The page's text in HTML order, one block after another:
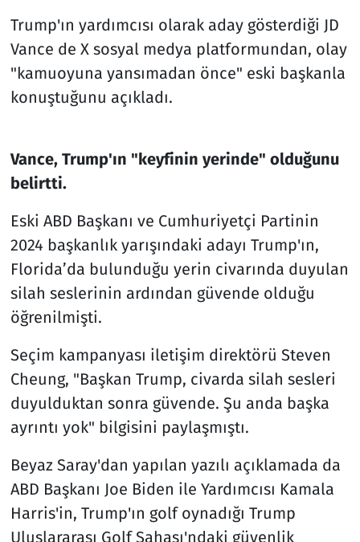
Trump'ın yardımcısı olarak aday gösterdiği JD
Vance de X sosyal medya platformundan, olay
"kamuoyuna yansımadan önce" eski başkanla
konuştuğunu açıkladı.
Vance, Trump'ın "keyfinin yerinde" olduğunu
belirtti.
Eski ABD Başkanı ve Cumhuriyetçi Partinin
2024 başkanlık yarışındaki adayı Trump'ın,
Florida’da bulunduğu yerin civarında duyulan
silah seslerinin ardından güvende olduğu
öğrenilmişti.
Seçim kampanyası iletişim direktörü Steven
Cheung, "Başkan Trump, civarda silah sesleri
duyulduktan sonra güvende. Şu anda başka
ayrıntı yok" bilgisini paylaşmıştı.
Beyaz Saray'dan yapılan yazılı açıklamada da
ABD Başkanı Joe Biden ile Yardımcısı Kamala
Harris'in, Trump'ın golf oynadığı Trump
Uluslararası Golf Sahası'ndaki güvenlik